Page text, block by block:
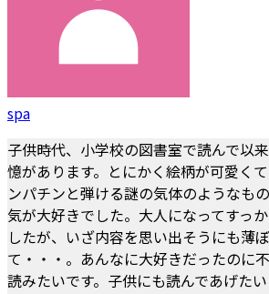
spa
子供時代、小学校の図書室で読んで以
憶があります。とにかく絵柄が可愛く
ンパチンと弾ける謎の気体のようなも
気が大好きでした。大人になってすっ
したが、いざ内容を思い出そうにも薄
て・・・。あんなに大好きだったのに
読みたいです。子供にも読んであげたい